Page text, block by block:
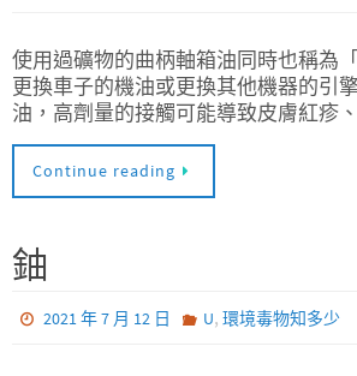
使用過礦物的曲柄軸箱油同時也稱為
更換車子的機油或更換其他機器的引
油，高劑量的接觸可能導致皮膚紅疹
Continue reading
鈾
2021 年 7 月 12 日 U, 環境毒物知多少